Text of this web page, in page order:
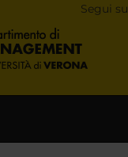
Segui su